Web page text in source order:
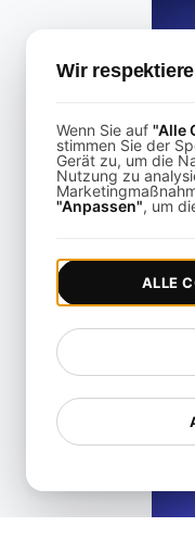
Was ist ein
Wir
Wenn Sie auf "Alle
stimmen Sie der
Gerät zu, um die
Nutzung zu
"Anpassen", um
ALLE